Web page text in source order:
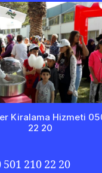
Kiralama Hizmeti
22 20
501 210 22 20